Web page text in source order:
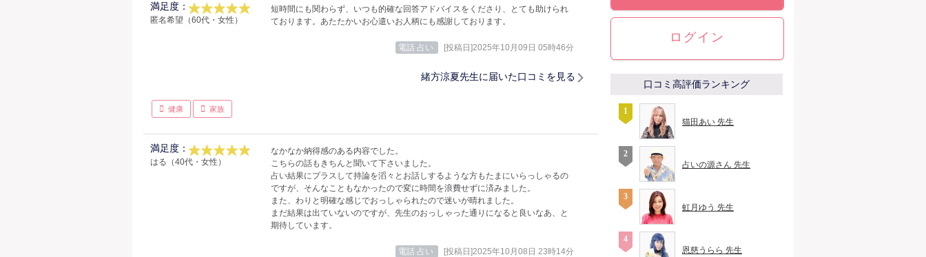
満足度：
匿名希望（60代・女性）
短時間にも関わらず、いつも的確な回答アドバイスをくださり、とても助けられ
ております。あたたかいお心遣いお人柄にも感謝しております。
電話 占い [投稿日]2025年10月09日 05時46分
緒方涼夏先生に届いた口コミを見る
健康 家族
満足度：
はる（40代・女性）
なかなか納得感のある内容でした。
こちらの話もきちんと聞いて下さいました。
占い結果にプラスして持論を滔々とお話しするような方もたまにいらっしゃるの
ですが、そんなこともなかったので変に時間を浪費せずに済みました。
また、わりと明確な感じでおっしゃられたので迷いが晴れました。
まだ結果は出ていないのですが、先生のおっしゃった通りになると良いなあ、と
期待しています。
電話 占い [投稿日]2025年10月08日 23時14分
ログイン
口コミ高評価ランキング
猫田あい 先生
占いの源さん 先生
虹月ゆう 先生
恩慈うらら 先生